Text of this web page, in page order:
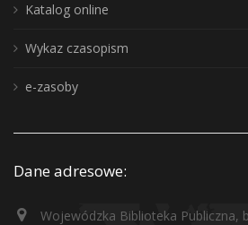
Katalog online
Wykaz czasopism
e-zasoby
Dane adresowe:
Wojewódzka Biblioteka Publiczna,